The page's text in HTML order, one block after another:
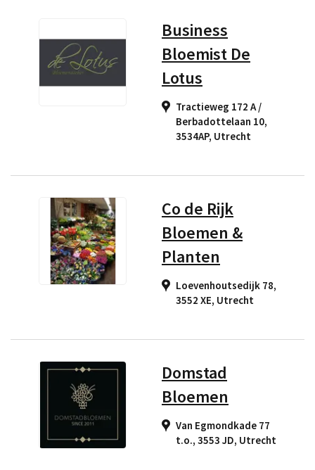
Business
Bloemist De
Lotus
Tractieweg 172 A /
Berbadottelaan 10,
3534AP, Utrecht
Co de Rijk
Bloemen &
Planten
Loevenhoutsedijk 78,
3552 XE, Utrecht
Domstad
Bloemen
Van Egmondkade 77
t.o., 3553 JD, Utrecht